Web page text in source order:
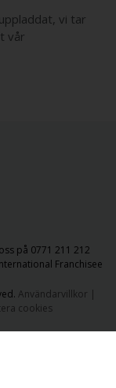
vi tar
vår
på 0771 211 212
Franchisee
Användarvillkor |
cookies